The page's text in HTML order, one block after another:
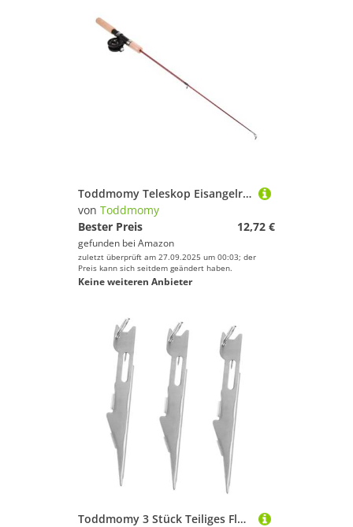
Toddmomy Teleskop Eisangelrute Wetterbeständig Kaltbeständig Kompakt Tragbar Angler Ausrüstung Für Winter Angeln
von Toddmomy
Bester Preis
12,72 €
gefunden bei Amazon
zuletzt überprüft am 27.09.2025 um 00:03; der
Preis kann sich seitdem geändert haben.
Keine weiteren Anbieter
Toddmomy 3 Stück Teiliges Fly Tying Zubehör Carbonstahl Knotenzieher für Angelhaken Angelschnur Köder Kompakt Leicht mit Schlüsselanhänger Schnelles Zuverlässiges Binden für Fliegenfischer